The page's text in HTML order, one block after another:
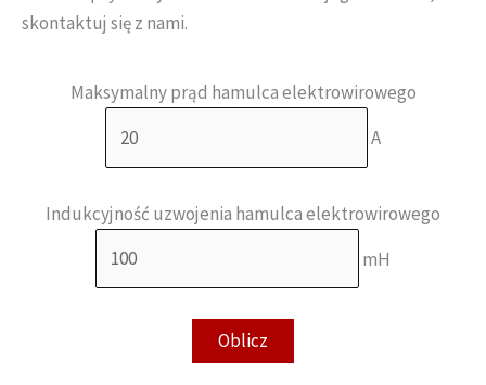
skontaktuj się z nami.
Maksymalny prąd hamulca elektrowirowego
A
Indukcyjność uzwojenia hamulca elektrowirowego
mH